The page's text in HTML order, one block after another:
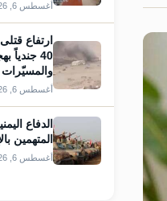
أغسطس 6, 2026
ارتفاع
40
والمسيّرات
أغسطس 6, 2026
الدفاع
المتهمين
أغسطس 6, 2026